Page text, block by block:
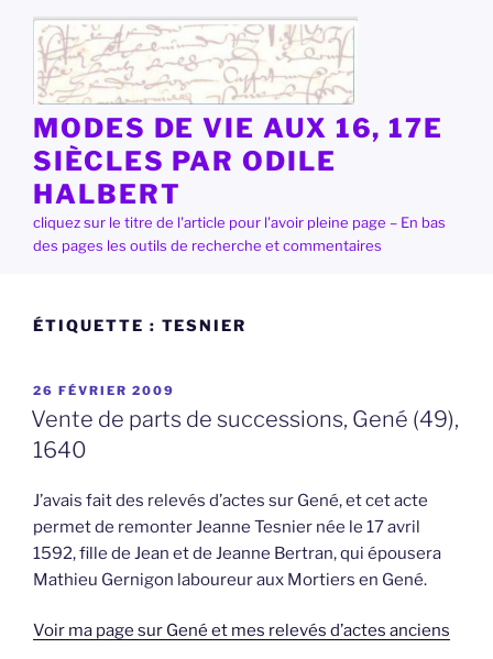
contenu
principal
MODES DE VIE AUX 16, 17E
SIÈCLES PAR ODILE
HALBERT
cliquez sur le titre de l'article pour l'avoir pleine page – En bas
des pages les outils de recherche et commentaires
ÉTIQUETTE : TESNIER
PUBLIÉ
LE
26 FÉVRIER 2009
Vente de parts de successions, Gené (49),
1640
J’avais fait des relevés d’actes sur Gené, et cet acte
permet de remonter Jeanne Tesnier née le 17 avril
1592, fille de Jean et de Jeanne Bertran, qui épousera
Mathieu Gernigon laboureur aux Mortiers en Gené.
Voir ma page sur Gené et mes relevés d’actes anciens